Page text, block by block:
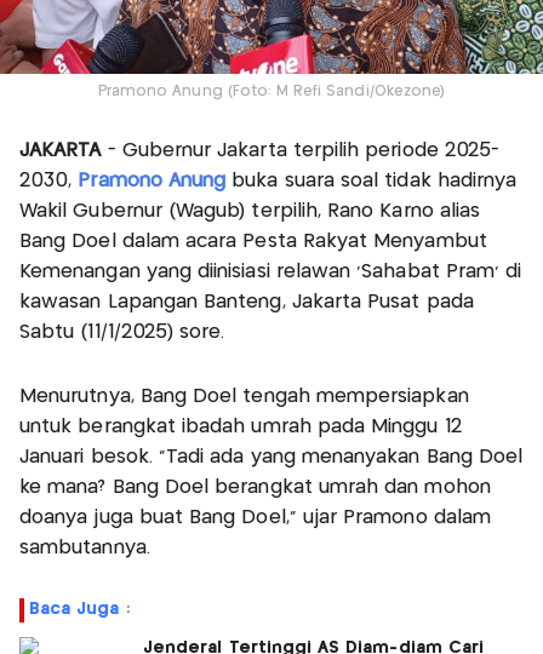
Pramono Anung (Foto: M Refi Sandi/Okezone)
JAKARTA - Gubernur Jakarta terpilih periode 2025-
2030, Pramono Anung buka suara soal tidak hadirnya
Wakil Gubernur (Wagub) terpilih, Rano Karno alias
Bang Doel dalam acara Pesta Rakyat Menyambut
Kemenangan yang diinisiasi relawan 'Sahabat Pram' di
kawasan Lapangan Banteng, Jakarta Pusat pada
Sabtu (11/1/2025) sore.
Menurutnya, Bang Doel tengah mempersiapkan
untuk berangkat ibadah umrah pada Minggu 12
Januari besok. "Tadi ada yang menanyakan Bang Doel
ke mana? Bang Doel berangkat umrah dan mohon
doanya juga buat Bang Doel," ujar Pramono dalam
sambutannya.
Baca Juga :
Jenderal Tertinggi AS Diam-diam Cari